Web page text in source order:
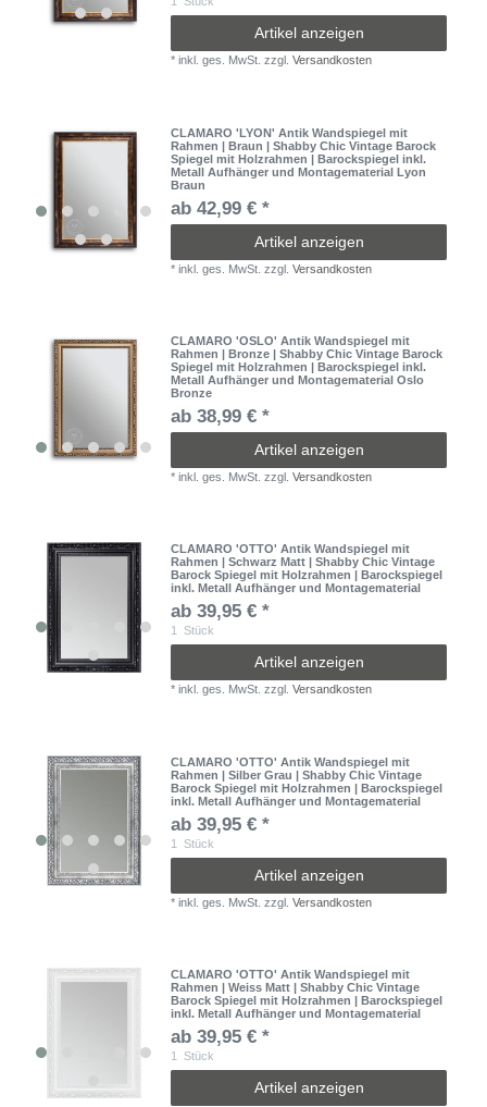
Artikel anzeigen
*inkl. ges. MwSt. zzgl.Versandkosten
CLAMARO 'LYON' Antik Wandspiegel mit
Rahmen | Braun | Shabby Chic Vintage Barock
Spiegel mit Holzrahmen | Barockspiegel inkl.
Metall Aufhänger und Montagematerial Lyon
Braun
ab 42,99 € *
Artikel anzeigen
*inkl. ges. MwSt. zzgl.Versandkosten
CLAMARO 'OSLO' Antik Wandspiegel mit
Rahmen | Bronze | Shabby Chic Vintage Barock
Spiegel mit Holzrahmen | Barockspiegel inkl.
Metall Aufhänger und Montagematerial Oslo
Bronze
ab 38,99 € *
Artikel anzeigen
*inkl. ges. MwSt. zzgl.Versandkosten
CLAMARO 'OTTO' Antik Wandspiegel mit
Rahmen | Schwarz Matt | Shabby Chic Vintage
Barock Spiegel mit Holzrahmen | Barockspiegel
inkl. Metall Aufhänger und Montagematerial
ab 39,95 € *
1 Stück
Artikel anzeigen
*inkl. ges. MwSt. zzgl.Versandkosten
CLAMARO 'OTTO' Antik Wandspiegel mit
Rahmen | Silber Grau | Shabby Chic Vintage
Barock Spiegel mit Holzrahmen | Barockspiegel
inkl. Metall Aufhänger und Montagematerial
ab 39,95 € *
1 Stück
Artikel anzeigen
*inkl. ges. MwSt. zzgl.Versandkosten
CLAMARO 'OTTO' Antik Wandspiegel mit
Rahmen | Weiss Matt | Shabby Chic Vintage
Barock Spiegel mit Holzrahmen | Barockspiegel
inkl. Metall Aufhänger und Montagematerial
ab 39,95 € *
1 Stück
Artikel anzeigen